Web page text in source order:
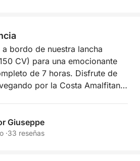
bordo de nuestra lancha
CV) para una emocionante
de 7 horas. Disfrute de
por la Costa Amalfitana,
a un ritmo tranquilo a bordo
la costa en su totalidad,
panorámica, refrescantes
Giuseppe
·33 reseñas